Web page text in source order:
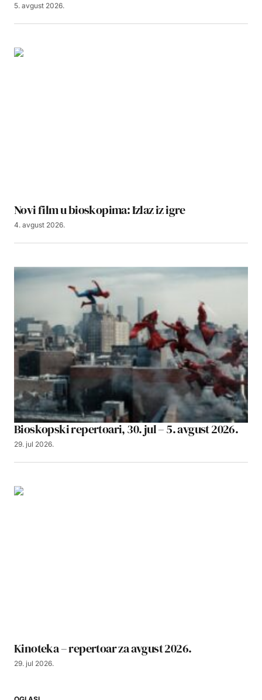
5. avgust 2026.
Novi film u bioskopima: Izlaz iz igre
4. avgust 2026.
Bioskopski repertoari, 30. jul – 5. avgust 2026.
29. jul 2026.
Kinoteka – repertoar za avgust 2026.
29. jul 2026.